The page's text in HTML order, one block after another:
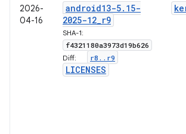
2026-
04-16
android13-5. 15-
2025-12_r9
SHA-1:
f4321180a3973d19b626
Diff: r8 . . r9
LICENSES